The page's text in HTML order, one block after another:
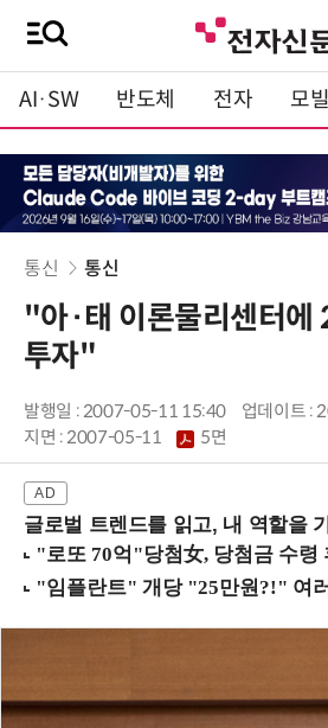
AI·SW 반도체 전자 모
통신 통신
"아·태 이론물리센터에
투자"
발행일 : 2007-05-11 15:40
업데이트 :
지면 :2007-05-11 5면
글로벌 트렌드를 읽고, 내 역할을 가늠하는 소수정예 실